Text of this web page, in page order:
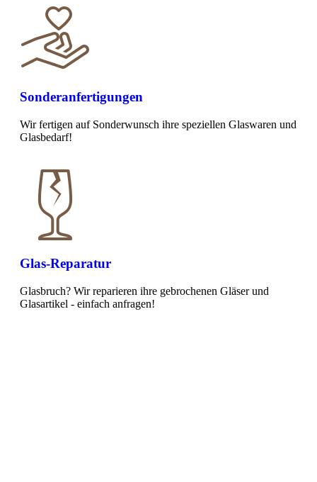
Sonderanfertigungen
Wir fertigen auf Sonderwunsch ihre speziellen Glaswaren und
Glasbedarf!
Glas-Reparatur
Glasbruch? Wir reparieren ihre gebrochenen Gläser und
Glasartikel - einfach anfragen!